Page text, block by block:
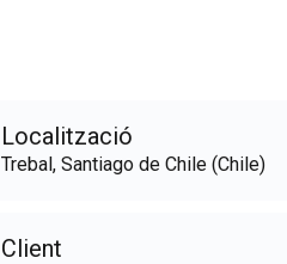
Localització
Trebal, Santiago de Chile (Chile)
Client